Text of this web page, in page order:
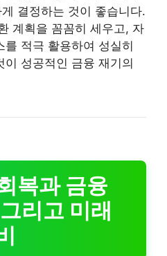
결정하는 것이 좋습니다.
계획을 꼼꼼히 세우고, 자
적극 활용하여 성실히
성공적인 금융 재기의
복과 금융
리고 미래